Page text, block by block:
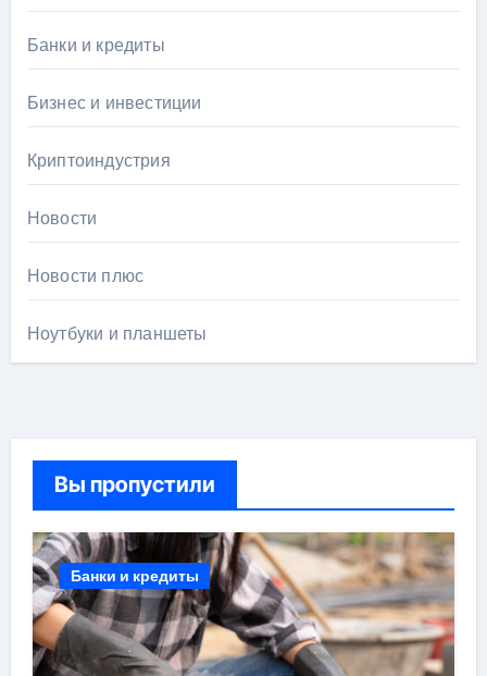
Банки и кредиты
Бизнес и инвестиции
Криптоиндустрия
Новости
Новости плюс
Ноутбуки и планшеты
Вы пропустили
Банки и кредиты